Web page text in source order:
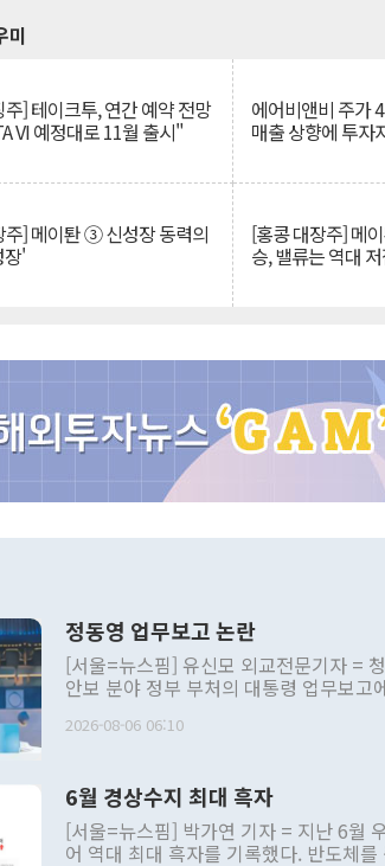
미
] 테이크투, 연간 예약 전망
VI 예정대로 11월 출시"
에어비앤비 주가
매출 상향에 투자
주] 메이퇀 ③ 신성장 동력의
장'
[홍콩 대장주] 메
승, 밸류는 역대
정동영 업무보고 논란
[서울=뉴스핌] 유신모 외교전문기자 =
안보 분야 정부 부처의 대통령 업무보
발언 중에는 정부 내 조율을 거치지 않은
주의적 희망에 근거한 비현실적 구상'이
관의 대북 정책 관련 발언이 물의를 빚
관 부처 장관이 공개적으로 부정적 입장
2026-08-06 06:10
6월 경상수지 최대 흑자
[서울=뉴스핌] 박가연 기자 = 지난 6월
어 역대 최대 흑자를 기록했다. 반도체